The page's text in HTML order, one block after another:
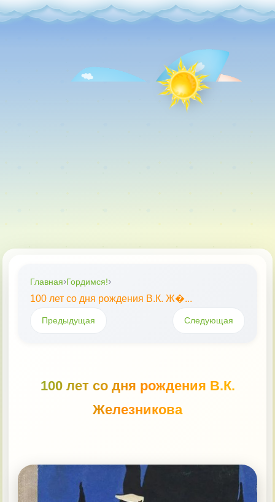
Книговести
Гордимся!
Главная›Гордимся!›
100 лет со дня рождения В.К. Ж�...
Предыдущая Следующая
100 лет со дня рождения В.К.
Железникова